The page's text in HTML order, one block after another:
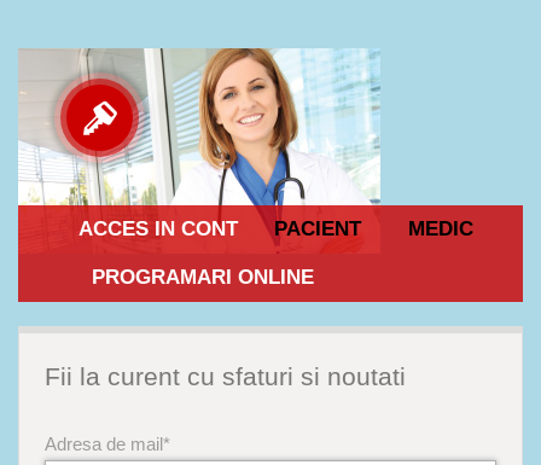
ACCES IN CONT PACIENT MEDIC
PROGRAMARI ONLINE
Fii la curent cu sfaturi si noutati
Adresa de mail*